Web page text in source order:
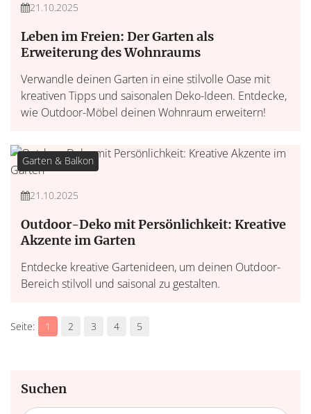
21.10.2025
Leben im Freien: Der Garten als
Erweiterung des Wohnraums
Verwandle deinen Garten in eine stilvolle Oase mit
kreativen Tipps und saisonalen Deko-Ideen. Entdecke,
wie Outdoor-Möbel deinen Wohnraum erweitern!
Garten & Balkon
21.10.2025
Outdoor-Deko mit Persönlichkeit: Kreative
Akzente im Garten
Entdecke kreative Gartenideen, um deinen Outdoor-
Bereich stilvoll und saisonal zu gestalten.
1 2 3 4 5
Suchen